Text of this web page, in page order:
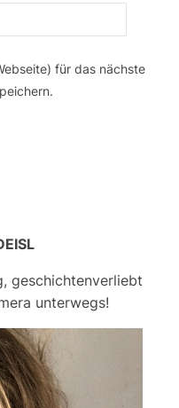
für das nächste
geschichtenverliebt
unterwegs!